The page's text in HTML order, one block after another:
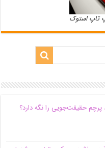
تاپ استوک
حقیقت‌جویی را نگه دارد؟